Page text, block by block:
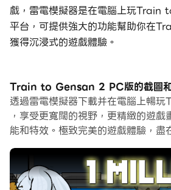
戲，雷電模擬器是在電腦上玩Train
平台，可提供強大的功能幫助你在
獲得沉浸式的遊戲體驗。
當你在電腦上玩Train to Gensan 2
幀頻設定，享受流暢的遊戲體驗和酷
雷電模擬器還提供配置好的鍵盤映射
控制整個遊戲的操作。鍵盤映射功能
電模擬器還為你配置了特殊的按鈕，
按鈕、連續按鍵等。
Train to Gensan 2 PC版的截圖
透過雷電模擬器下載并在電腦上暢
，享受更寬闊的視野，更精緻的遊
能和特效。極致完美的遊戲體驗，盡